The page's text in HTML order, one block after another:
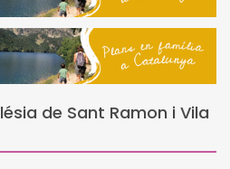
de Sant Ramon i Vila